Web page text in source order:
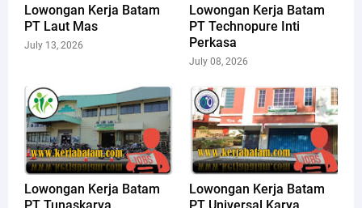
Lowongan Kerja Batam
PT Laut Mas
July 13, 2026
Lowongan Kerja Batam
PT Technopure Inti
Perkasa
July 08, 2026
Lowongan Kerja Batam
Lowongan Kerja Batam